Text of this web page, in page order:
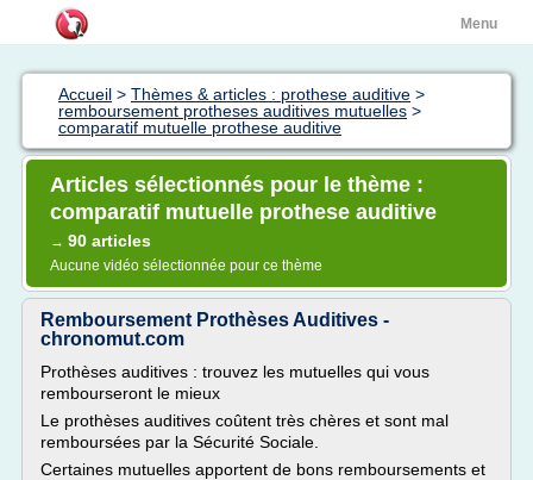
Menu
Accueil > Thèmes & articles : prothese auditive >
remboursement protheses auditives mutuelles >
comparatif mutuelle prothese auditive
Articles sélectionnés pour le thème :
comparatif mutuelle prothese auditive
→ 90 articles
Aucune vidéo sélectionnée pour ce thème
Remboursement Prothèses Auditives -
chronomut.com
Prothèses auditives : trouvez les mutuelles qui vous
rembourseront le mieux
Le prothèses auditives coûtent très chères et sont mal
remboursées par la Sécurité Sociale.
Certaines mutuelles apportent de bons remboursements et